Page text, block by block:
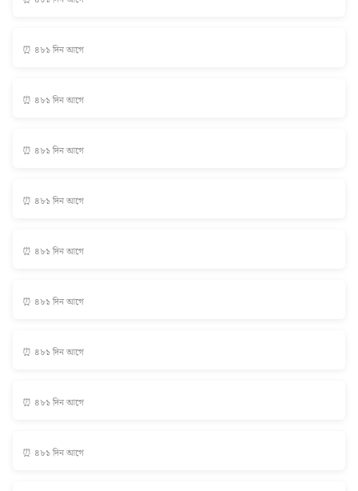
⏰ ৪৮১ দিন আগে
⏰ ৪৮১ দিন আগে
⏰ ৪৮১ দিন আগে
⏰ ৪৮১ দিন আগে
⏰ ৪৮১ দিন আগে
⏰ ৪৮১ দিন আগে
⏰ ৪৮১ দিন আগে
⏰ ৪৮১ দিন আগে
⏰ ৪৮১ দিন আগে